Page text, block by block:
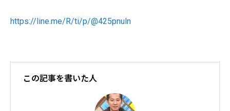
https://line.me/R/ti/p/@425pnuln
この記事を書いた人